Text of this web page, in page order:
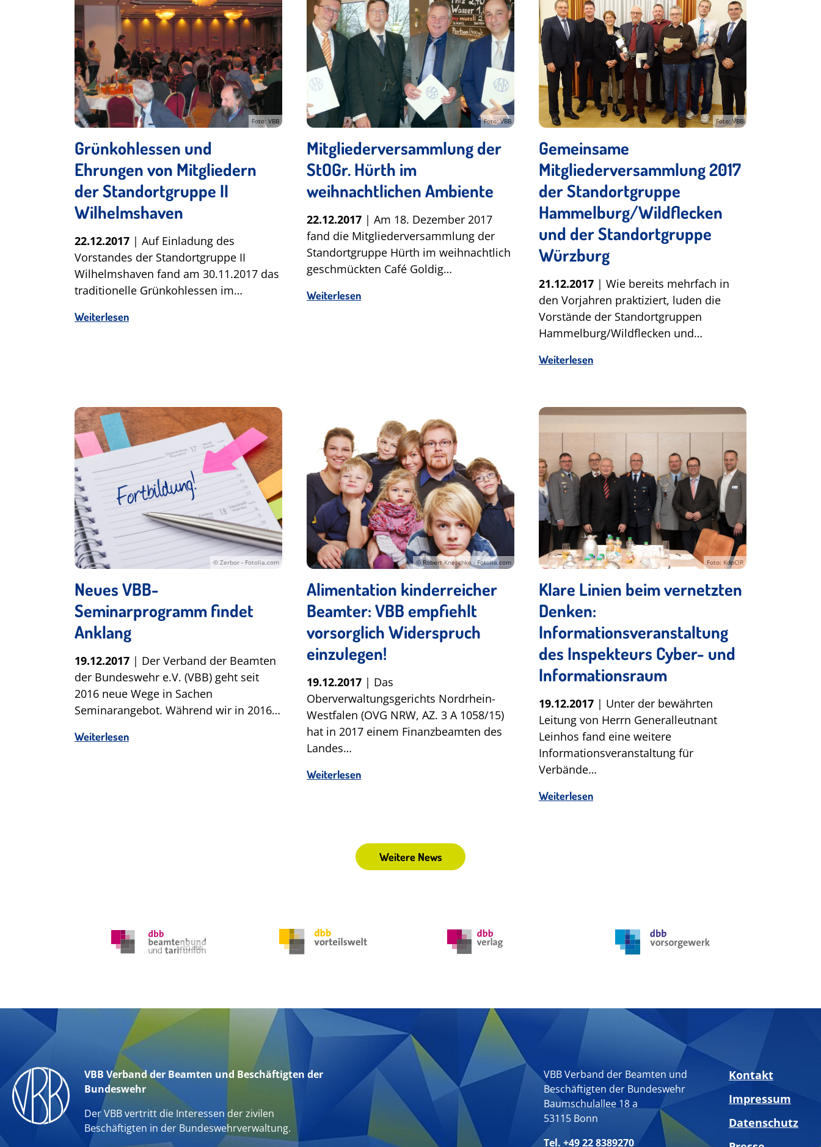
Foto: VBB
Grünkohlessen und
Ehrungen von Mitgliedern
der Standortgruppe II
Wilhelmshaven
22.12.2017 | Auf Einladung des
Vorstandes der Standortgruppe II
Wilhelmshaven fand am 30.11.2017 das
traditionelle Grünkohlessen im…
Weiterlesen
Foto: VBB
Mitgliederversammlung der
StOGr. Hürth im
weihnachtlichen Ambiente
22.12.2017 | Am 18. Dezember 2017
fand die Mitgliederversammlung der
Standortgruppe Hürth im weihnachtlich
geschmückten Café Goldig…
Weiterlesen
Foto: VBB
Gemeinsame
Mitgliederversammlung 2017
der Standortgruppe
Hammelburg/Wildflecken
und der Standortgruppe
Würzburg
21.12.2017 | Wie bereits mehrfach in
den Vorjahren praktiziert, luden die
Vorstände der Standortgruppen
Hammelburg/Wildflecken und…
Weiterlesen
© Zerbor - Fotolia.com
Neues VBB-
Seminarprogramm findet
Anklang
19.12.2017 | Der Verband der Beamten
der Bundeswehr e.V. (VBB) geht seit
2016 neue Wege in Sachen
Seminarangebot. Während wir in 2016…
Weiterlesen
© Robert Kneschke - Fotolia.com
Alimentation kinderreicher
Beamter: VBB empfiehlt
vorsorglich Widerspruch
einzulegen!
19.12.2017 | Das
Oberverwaltungsgerichts Nordrhein-
Westfalen (OVG NRW, AZ. 3 A 1058/15)
hat in 2017 einem Finanzbeamten des
Landes…
Weiterlesen
Foto: KdoCIR
Klare Linien beim vernetzten
Denken:
Informationsveranstaltung
des Inspekteurs Cyber- und
Informationsraum
19.12.2017 | Unter der bewährten
Leitung von Herrn Generalleutnant
Leinhos fand eine weitere
Informationsveranstaltung für
Verbände…
Weiterlesen
Weitere News
(c) dbb
VBB Verband der Beamten und Beschäftigten der
Bundeswehr
Der VBB vertritt die Interessen der zivilen
Beschäftigten in der Bundeswehrverwaltung.
VBB Verband der Beamten und
Beschäftigten der Bundeswehr
Baumschulallee 18 a
53115 Bonn
Tel. +49 22 8389270
Kontakt
Impressum
Datenschutz